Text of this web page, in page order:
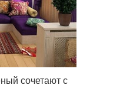
сочетают с